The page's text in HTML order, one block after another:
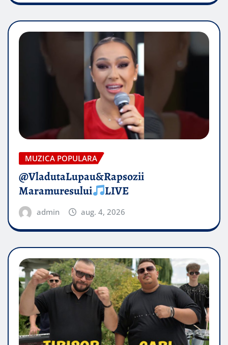
MUZICA POPULARA
@VladutaLupau&Rapsozii
Maramuresului
LIVE
admin aug. 4, 2026